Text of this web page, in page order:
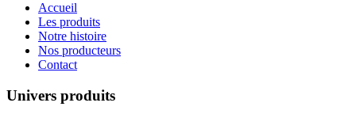
Accueil
Les produits
Notre histoire
Nos producteurs
Contact
Univers produits